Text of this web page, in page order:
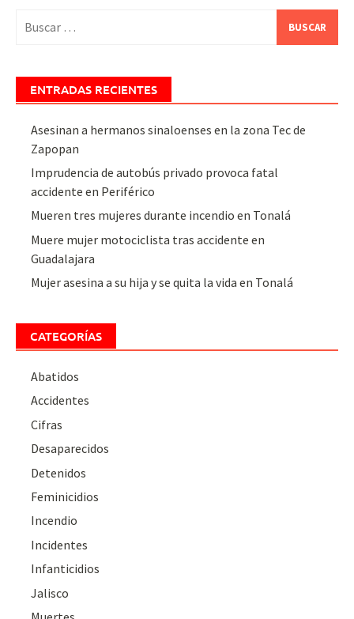
ENTRADAS RECIENTES
Asesinan a hermanos sinaloenses en la zona Tec de
Zapopan
Imprudencia de autobús privado provoca fatal
accidente en Periférico
Mueren tres mujeres durante incendio en Tonalá
Muere mujer motociclista tras accidente en
Guadalajara
Mujer asesina a su hija y se quita la vida en Tonalá
CATEGORÍAS
Abatidos
Accidentes
Cifras
Desaparecidos
Detenidos
Feminicidios
Incendio
Incidentes
Infanticidios
Jalisco